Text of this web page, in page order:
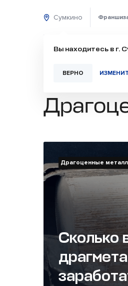
Сумкино
Вы находитесь в г.
ВЕРНО
Драгоценные
Сколько